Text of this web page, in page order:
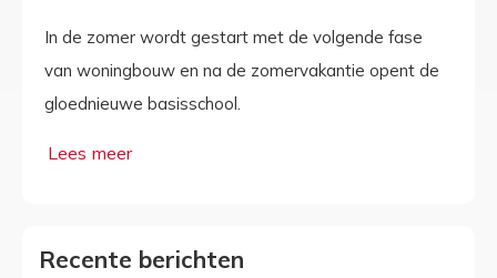
In de zomer wordt gestart met de volgende fase
van woningbouw en na de zomervakantie opent de
gloednieuwe basisschool.
Recente berichten